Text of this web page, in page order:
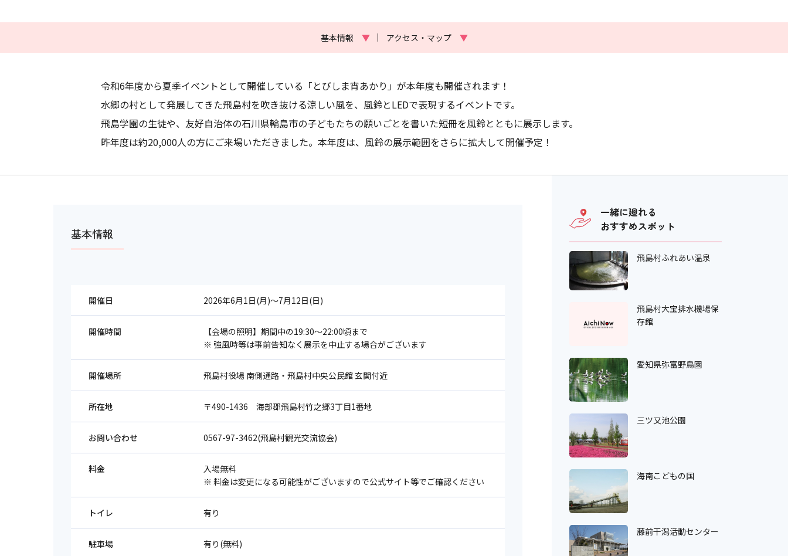
基本情報 ▼ アクセス・マップ ▼
令和6年度から夏季イベントとして開催している「とびしま宵あかり」が本年度も開催されます！
水郷の村として発展してきた飛島村を吹き抜ける涼しい風を、風鈴とLEDで表現するイベントです。
飛島学園の生徒や、友好自治体の石川県輪島市の子どもたちの願いごとを書いた短冊を風鈴とともに展示します。
昨年度は約20,000人の方にご来場いただきました。本年度は、風鈴の展示範囲をさらに拡大して開催予定！
基本情報
開催日 2026年6月1日(月)～7月12日(日)
開催時間
【会場の照明】期間中の19:30～22:00頃まで
※ 強風時等は事前告知なく展示を中止する場合がございます
開催場所 飛島村役場 南側通路・飛島村中央公民館 玄関付近
所在地 〒490-1436 海部郡飛島村竹之郷3丁目1番地
お問い合わせ 0567-97-3462(飛島村観光交流協会)
料金
入場無料
※ 料金は変更になる可能性がございますので公式サイト等でご確認ください
トイレ 有り
駐車場 有り(無料)
一緒に廻れる
おすすめスポット
飛島村ふれあい温泉
飛島村大宝排水機場保
存館
愛知県弥富野鳥園
三ツ又池公園
海南こどもの国
藤前干潟活動センター